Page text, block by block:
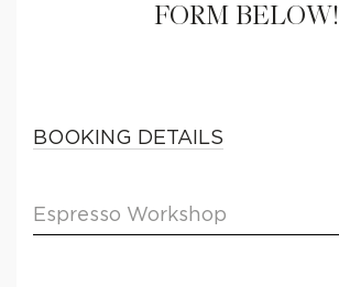
FORM BELOW!
BOOKING DETAILS
Espresso Workshop